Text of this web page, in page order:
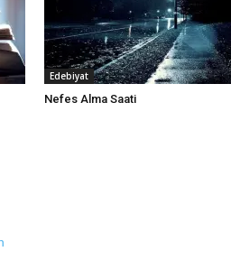
Edebiyat
Nefes Alma Saati